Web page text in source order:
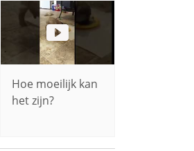
Hoe moeilijk kan
het zijn?